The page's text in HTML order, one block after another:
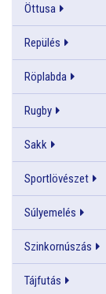
Öttusa
Repülés
Röplabda
Rugby
Sakk
Sportlövészet
Súlyemelés
Szinkornúszás
Tájfutás